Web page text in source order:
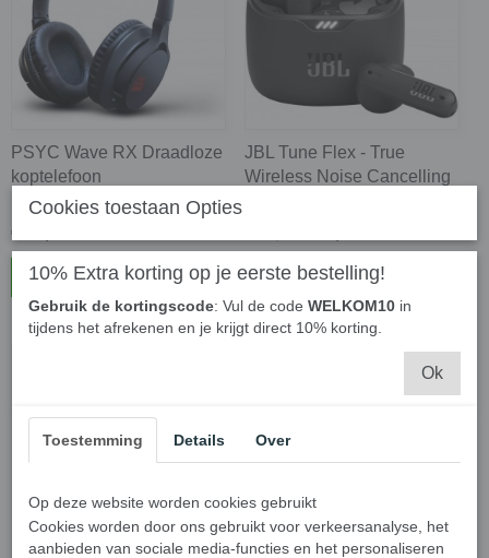
PSYC Wave RX Draadloze
koptelefoon
€ 26,50
In winkelwagen
JBL Tune Flex - True
Wireless Noise Cancelling
In winkelwagen
Cookies toestaan Opties
10% Extra korting op je eerste bestelling!
Gebruik de kortingscode: Vul de code WELKOM10 in
tijdens het afrekenen en je krijgt direct 10% korting.
Ok
Toestemming Details Over
Op deze website worden cookies gebruikt
Cookies worden door ons gebruikt voor verkeersanalyse, het
aanbieden van sociale media-functies en het personaliseren